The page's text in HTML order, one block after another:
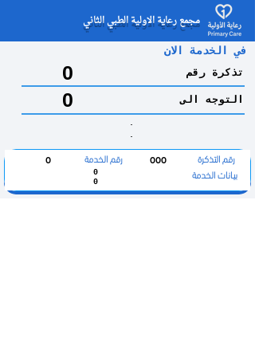
مجمع رعاية الاولية الطبي الثاني
في الخدمة الان
0 تذكرة رقم
0 التوجه الى
.
.
0 رقم الخدمة 000 رقم التذكرة
0
0
بيانات الخدمة